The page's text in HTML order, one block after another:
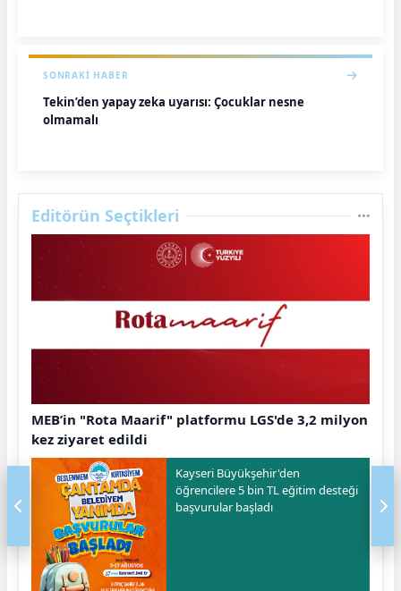
SONRAKI HABER
Tekin’den yapay zeka uyarısı: Çocuklar nesne
olmamalı
Editörün Seçtikleri
MEB’in "Rota Maarif" platformu LGS'de 3,2 milyon
kez ziyaret edildi
Kayseri Büyükşehir'den
öğrencilere 5 bin TL eğitim desteği
başvurular başladı